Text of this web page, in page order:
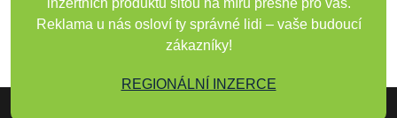
inzertních produktů šitou na míru přesně pro vás.
Reklama u nás osloví ty správné lidi – vaše budoucí
zákazníky!
REGIONÁLNÍ INZERCE